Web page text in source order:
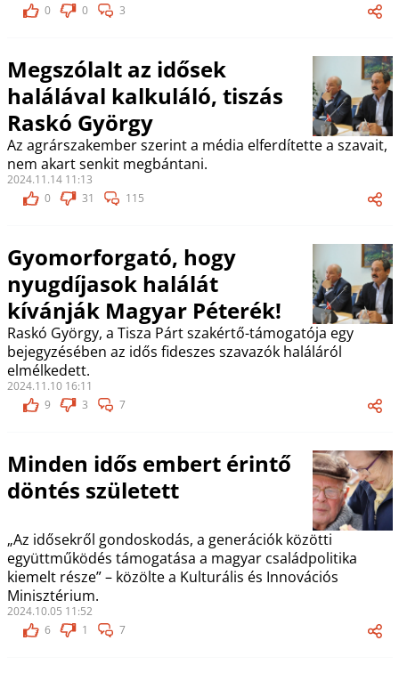
0
0 3
Megszólalt az idősek
halálával kalkuláló, tiszás
Raskó György
Az agrárszakember szerint a média elferdítette a szavait,
nem akart senkit megbántani.
2024.11.14 11:13
0
31 115
Gyomorforgató, hogy
nyugdíjasok halálát
kívánják Magyar Péterék!
Raskó György, a Tisza Párt szakértő-támogatója egy
bejegyzésében az idős fideszes szavazók haláláról
elmélkedett.
2024.11.10 16:11
9
3 7
Minden idős embert érintő
döntés született
„Az idősekről gondoskodás, a generációk közötti
együttműködés támogatása a magyar családpolitika
kiemelt része” – közölte a Kulturális és Innovációs
Minisztérium.
2024.10.05 11:52
6
1 7